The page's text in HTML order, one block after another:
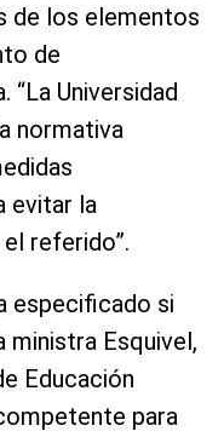
de los elementos
de
“La Universidad
normativa
evitar la
referido”.
especificado si
Esquivel,
Educación
para